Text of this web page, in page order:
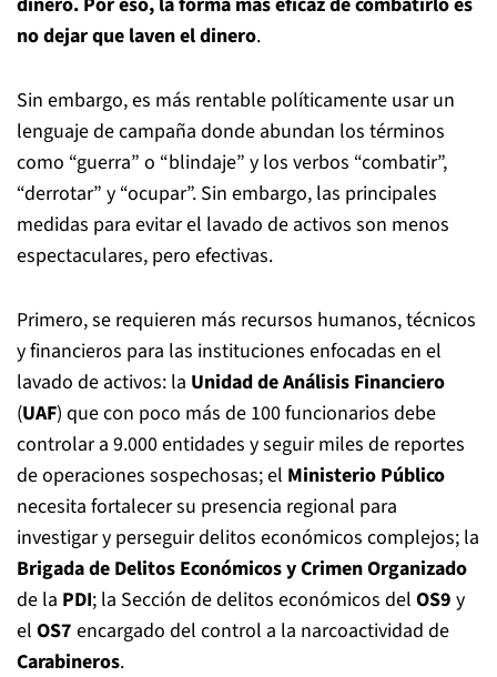
no dejar que laven el dinero.
Sin embargo, es más rentable políticamente usar un
lenguaje de campaña donde abundan los términos
como “guerra” o “blindaje” y los verbos “combatir”,
“derrotar” y “ocupar”. Sin embargo, las principales
medidas para evitar el lavado de activos son menos
espectaculares, pero efectivas.
Primero, se requieren más recursos humanos, técnicos
y financieros para las instituciones enfocadas en el
lavado de activos: la Unidad de Análisis Financiero
(UAF) que con poco más de 100 funcionarios debe
controlar a 9.000 entidades y seguir miles de reportes
de operaciones sospechosas; el Ministerio Público
necesita fortalecer su presencia regional para
investigar y perseguir delitos económicos complejos; la
Brigada de Delitos Económicos y Crimen Organizado
de la PDI; la Sección de delitos económicos del OS9 y
el OS7 encargado del control a la narcoactividad de
Carabineros.